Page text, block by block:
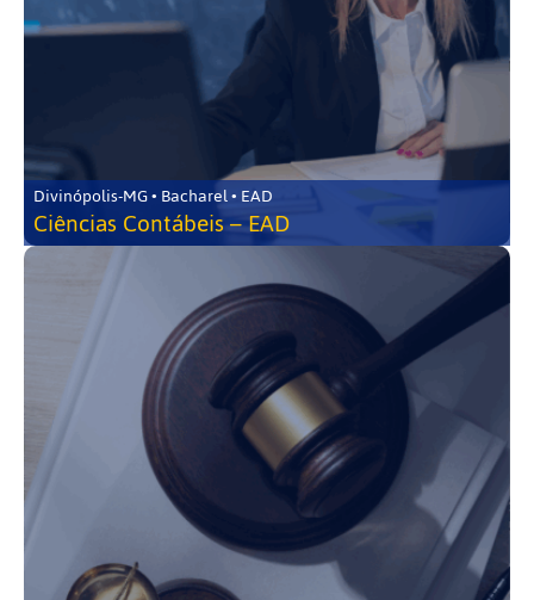
Divinópolis-MG • Bacharel • EAD
Ciências Contábeis – EAD